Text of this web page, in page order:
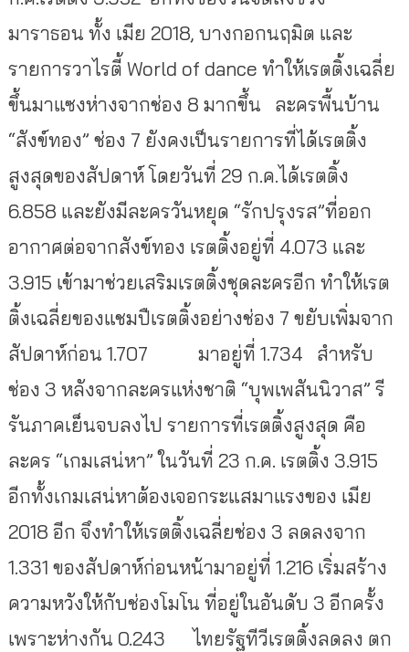
มาราธอน ทั้ง เมีย 2018, บางกอกนฤมิต และ
รายการวาไรตี้ World of dance ทำให้เรตติ้งเฉลี่ย
ขึ้นมาแซงห่างจากช่อง 8 มากขึ้น ละครพื้นบ้าน
“สังข์ทอง” ช่อง 7 ยังคงเป็นรายการที่ได้เรตติ้ง
สูงสุดของสัปดาห์ โดยวันที่ 29 ก.ค.ได้เรตติ้ง
6.858 และยังมีละครวันหยุด “รักปรุงรส”ที่ออก
อากาศต่อจากสังข์ทอง เรตติ้งอยู่ที่ 4.073 และ
3.915 เข้ามาช่วยเสริมเรตติ้งชุดละครอีก ทำให้เรต
ติ้งเฉลี่ยของแชมปืเรตติ้งอย่างช่อง 7 ขยับเพิ่มจาก
สัปดาห์ก่อน 1.707 มาอยู่ที่ 1.734 สำหรับ
ช่อง 3 หลังจากละครแห่งชาติ “บุพเพสันนิวาส” รี
รันภาคเย็นจบลงไป รายการที่เรตติ้งสูงสุด คือ
ละคร “เกมเสน่หา” ในวันที่ 23 ก.ค. เรตติ้ง 3.915
อีกทั้งเกมเสน่หาต้องเจอกระแสมาแรงของ เมีย
2018 อีก จึงทำให้เรตติ้งเฉลี่ยช่อง 3 ลดลงจาก
1.331 ของสัปดาห์ก่อนหน้ามาอยู่ที่ 1.216 เริ่มสร้าง
ความหวังให้กับช่องโมโน ที่อยู่ในอันดับ 3 อีกครั้ง
เพราะห่างกัน 0.243 ไทยรัฐทีวีเรตติ้งลดลง ตก